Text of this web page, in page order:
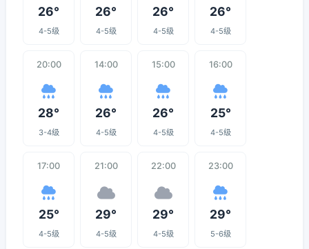
26°
4-5级
26°
4-5级
26°
4-5级
26°
4-5级
20:00
28°
3-4级
14:00
26°
4-5级
15:00
26°
4-5级
16:00
25°
4-5级
17:00
25°
4-5级
21:00
29°
4-5级
22:00
29°
4-5级
23:00
29°
5-6级